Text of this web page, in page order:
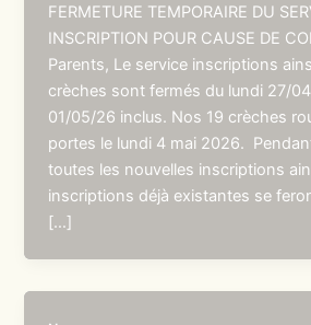
FERMETURE TEMPORAIRE DU
INSCRIPTION POUR CAUSE DE
Parents, Le service inscriptions
crèches sont fermés du lundi 27/
01/05/26 inclus. Nos 19 crèches
portes le lundi 4 mai 2026.
toutes les nouvelles inscriptions
inscriptions déjà existantes se
[…]